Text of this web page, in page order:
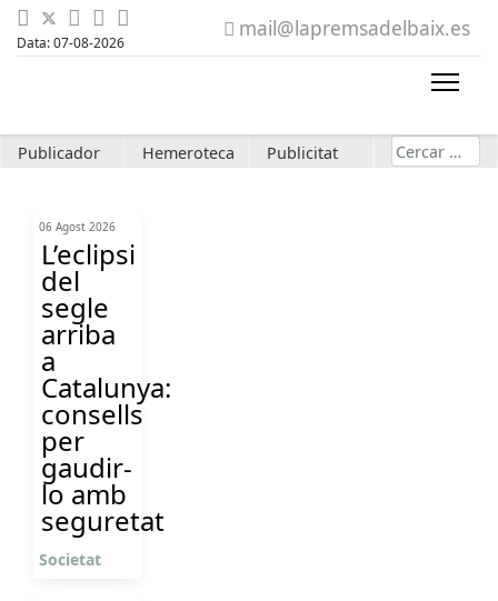
Data: 07-08-2026
mail@lapremsadelbaix.es
Publicador Hemeroteca Publicitat Cerca
06 Agost 2026
L’eclipsi
del
segle
arriba
a
Catalunya:
consells
per
gaudir-
lo amb
seguretat
Societat